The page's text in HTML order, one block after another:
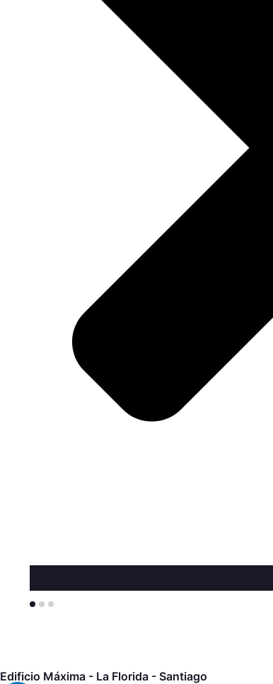
Edificio Máxima - La Florida - Santiago